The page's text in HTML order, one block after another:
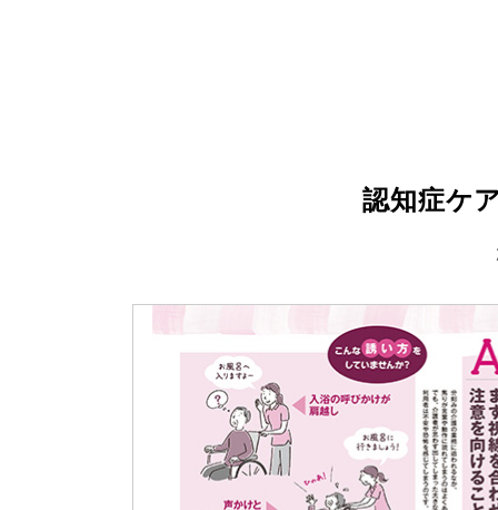
認知症ケ